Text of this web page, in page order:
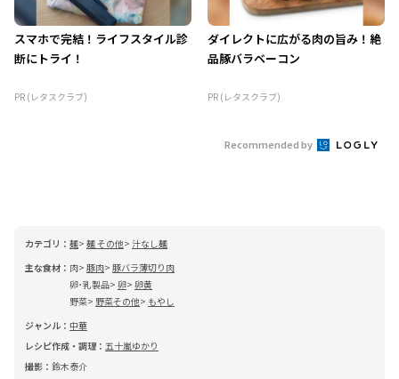
スマホで完結！ライフスタイル診
断にトライ！
PR (レタスクラブ)
ダイレクトに広がる肉の旨み！絶
品豚バラベーコン
PR (レタスクラブ)
Recommended by
カテゴリ： 麺 麺 その他 汁なし麺
主な食材： 肉 豚肉 豚バラ薄切り肉
卵･乳製品 卵 卵黄
野菜
野菜その他
もやし
ジャンル： 中華
レシピ作成・調理： 五十嵐ゆかり
撮影： 鈴木泰介